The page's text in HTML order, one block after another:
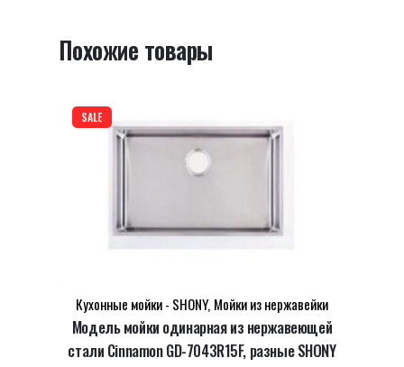
Обязательные поля помечены
LEAVE A REPLY
Name*
Похожие товары
SALE
Кухонные мойки - SHONY, Мойки из нержавейки
Модель мойки одинарная из нержавеющей
стали Cinnamon GD-7043R15F, разные SHONY